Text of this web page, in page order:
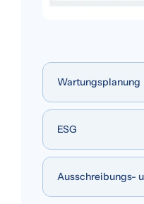
Wartungsplanung
ESG
Ausschreibungs-